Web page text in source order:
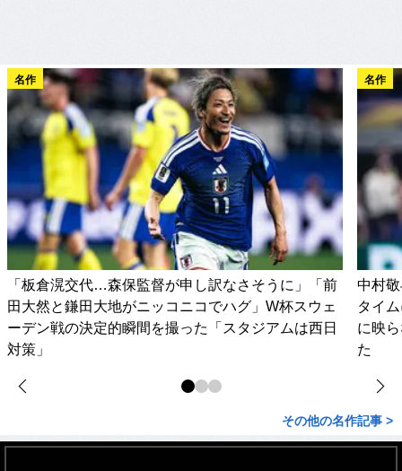
名作
「板倉滉交代…森保監督が申し訳なさそうに」「前
田大然と鎌田大地がニッコニコでハグ」W杯スウェ
ーデン戦の決定的瞬間を撮った「スタジアムは西日
対策」
名作
中村
タイ
に映
た
その他の名作記事 >